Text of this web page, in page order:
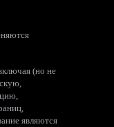
(но не
являются